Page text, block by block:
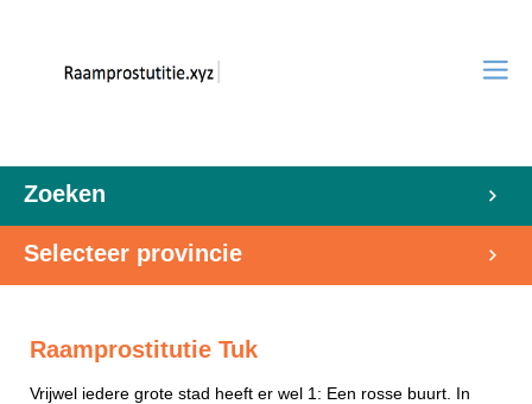
Zoeken
Selecteer provincie
Raamprostitutie Tuk
Vrijwel iedere grote stad heeft er wel 1: Een rosse buurt. In